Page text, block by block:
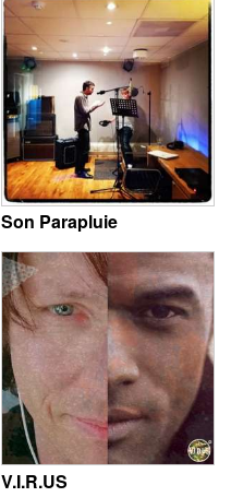
Son Parapluie
V.I.R.US